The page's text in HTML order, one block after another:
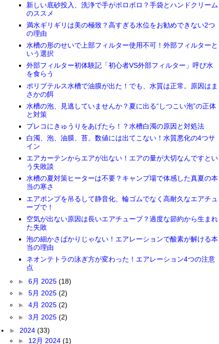
新しい底砂投入、洗浄で手がボロボロ？手袋とハンドクリーム
のススメ
満水ギリギリは美の極致？高すぎる水位をお勧めできない2つ
の理由
水槽の形のせいで上部フィルター使用不可！外部フィルターと
いう選択
外部フィルター初体験記「初心者VS外部フィルター」呼び水
を食らう
ポリプテルス水槽で油膜が出た！でも、水質は正常。原因はま
さかの餌
水槽の泡、見逃していませんか？夏に出る“しつこい泡”の正体
と対策
プレコにきゅうりをあげたら！？水槽白濁の原因と対処法
白濁、泡、油膜、苔。数値には出てこない！水質悪化の4つサ
イン
エアカーテンからエアが出ない！エアの量が大切なんですとい
う失敗談
水槽の夏対策ヒーターは不要？キャンプ場で体感した真夏の本
当の寒さ
エアポンプを吊るして静音化、輪ゴムでなく高耐久なエアチュ
ーブで！
空気が出ない原因は長いエアチューブ？過度な節約から生まれ
た失敗
泡の細かさばかりじゃない！エアレーションで酸素が解ける本
当の理由
ネオンテトラの泳ぎ方が変わった！エアレーション4つの注意
点
► 6月 2025 (18)
► 5月 2025 (2)
► 4月 2025 (2)
► 3月 2025 (2)
► 2024 (33)
► 12月 2024 (1)